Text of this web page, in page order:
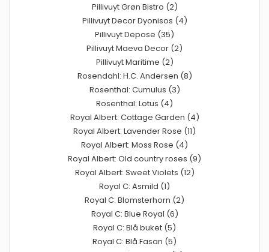
Pillivuyt Grøn Bistro (2)
Pillivuyt Decor Dyonisos (4)
Pillivuyt Depose (35)
Pillivuyt Maeva Decor (2)
Pillivuyt Maritime (2)
Rosendahl: H.C. Andersen (8)
Rosenthal: Cumulus (3)
Rosenthal: Lotus (4)
Royal Albert: Cottage Garden (4)
Royal Albert: Lavender Rose (11)
Royal Albert: Moss Rose (4)
Royal Albert: Old country roses (9)
Royal Albert: Sweet Violets (12)
Royal C: Asmild (1)
Royal C: Blomsterhorn (2)
Royal C: Blue Royal (6)
Royal C: Blå buket (5)
Royal C: Blå Fasan (5)